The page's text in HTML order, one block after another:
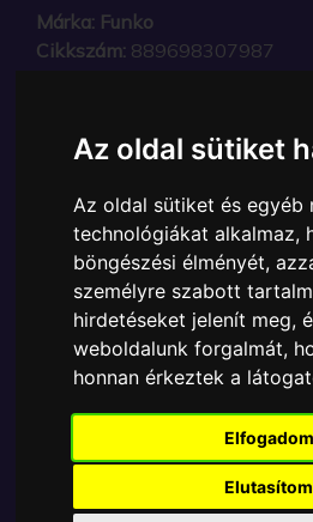
Az oldal sütiket
Az oldal sütiket és egyéb
technológiákat alkalmaz,
böngészési élményét,
személyre szabott
hirdetéseket jelenít meg,
weboldalunk forgalmát,
honnan érkeztek a
Elfogadom
Elutasítom
Márka: Funko
Cikkszám: 889698307987
A Funko POP - Marvel egyik
Van Dyne figura, amely
azaz - POP In a Box - várja új
A termék sajnos nem elérhető,
MÁSOK MIT VESZNEK
Tetszik? Osszd meg másokkal!